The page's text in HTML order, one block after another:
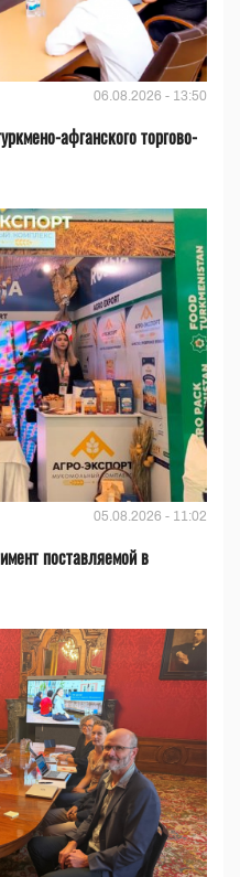
06.08.2026 - 13:50
афганского торгово-
05.08.2026 - 11:02
поставляемой в